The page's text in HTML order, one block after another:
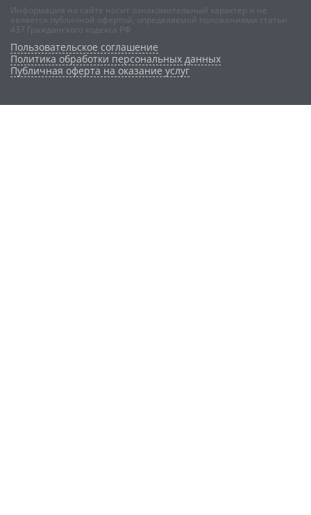
Информация на сайте носит ознакомительный характер и не
является публичной офертой, определяемой положениями статьи
437 Гражданского кодекса РФ
Пользовательское соглашение
Политика обработки персональных данных
Публичная оферта на оказание услуг